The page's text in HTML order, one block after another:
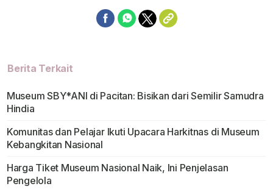
Berita Terkait
Museum SBY*ANI di Pacitan: Bisikan dari Semilir Samudra
Hindia
Komunitas dan Pelajar Ikuti Upacara Harkitnas di Museum
Kebangkitan Nasional
Harga Tiket Museum Nasional Naik, Ini Penjelasan
Pengelola